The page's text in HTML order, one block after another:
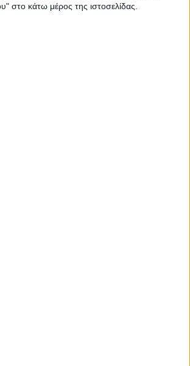
στο κάτω μέρος της ιστοσελίδας.
στη Διαδικασία Αγοράς